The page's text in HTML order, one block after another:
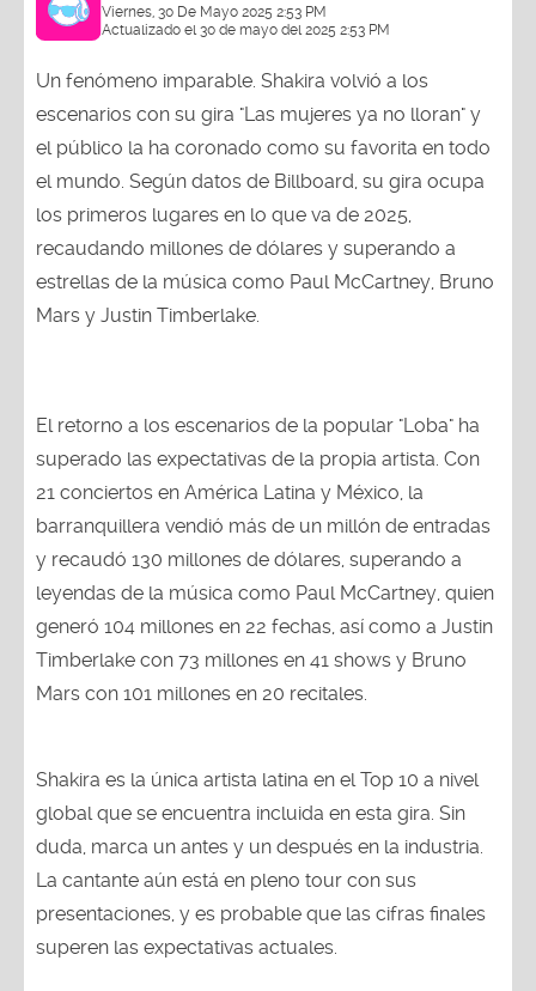
Viernes, 30 De Mayo 2025 2:53 PM
Actualizado el 30 de mayo del 2025 2:53 PM
Un fenómeno imparable. Shakira volvió a los
escenarios con su gira "Las mujeres ya no lloran" y
el público la ha coronado como su favorita en todo
el mundo. Según datos de Billboard, su gira ocupa
los primeros lugares en lo que va de 2025,
recaudando millones de dólares y superando a
estrellas de la música como Paul McCartney, Bruno
Mars y Justin Timberlake.
El retorno a los escenarios de la popular "Loba" ha
superado las expectativas de la propia artista. Con
21 conciertos en América Latina y México, la
barranquillera vendió más de un millón de entradas
y recaudó 130 millones de dólares, superando a
leyendas de la música como Paul McCartney, quien
generó 104 millones en 22 fechas, así como a Justin
Timberlake con 73 millones en 41 shows y Bruno
Mars con 101 millones en 20 recitales.
Shakira es la única artista latina en el Top 10 a nivel
global que se encuentra incluida en esta gira. Sin
duda, marca un antes y un después en la industria.
La cantante aún está en pleno tour con sus
presentaciones, y es probable que las cifras finales
superen las expectativas actuales.